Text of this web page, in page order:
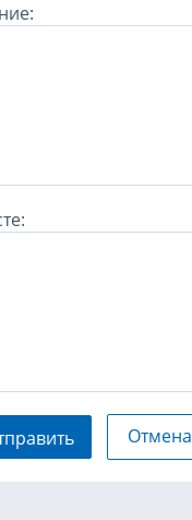
Отмена